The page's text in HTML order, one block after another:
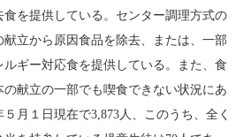
を提供している。センター調理方式の
立から原因食品を除去、または、一部
ギー対応食を提供している。また、食
献立の一部でも喫食できない状況にあ
月１日現在で3,873人、このうち、全く